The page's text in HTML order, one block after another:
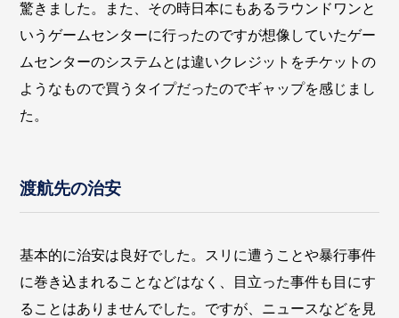
驚きました。また、その時日本にもあるラウンドワンと
いうゲームセンターに行ったのですが想像していたゲー
ムセンターのシステムとは違いクレジットをチケットの
ようなもので買うタイプだったのでギャップを感じまし
た。
渡航先の治安
基本的に治安は良好でした。スリに遭うことや暴行事件
に巻き込まれることなどはなく、目立った事件も目にす
ることはありませんでした。ですが、ニュースなどを見